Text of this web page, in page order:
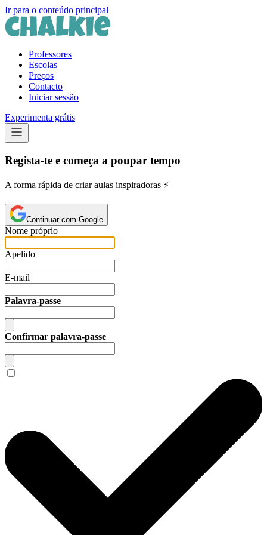
Ir para o conteúdo principal
Professores
Escolas
Preços
Contacto
Iniciar sessão
Experimenta grátis
Regista-te e começa a poupar tempo
A forma rápida de criar aulas inspiradoras ⚡️
Continuar com Google
Nome próprio
Apelido
E-mail
Palavra-passe
Confirmar palavra-passe